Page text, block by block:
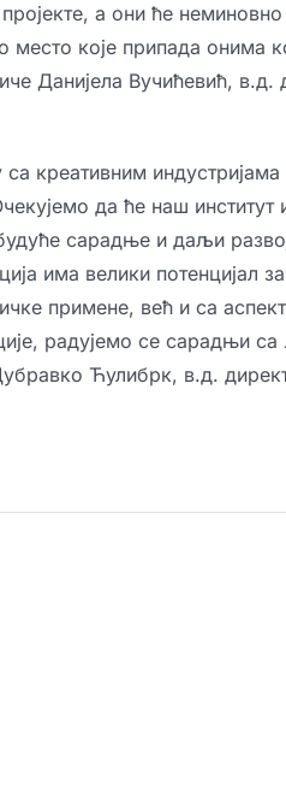
а они ће
које припада онима
Данијела Вучићевић,
креативним индустријама
да ће наш
сарадње и даљи
има велики потенцијал
примене, већ и са
радујемо се сарадњи
Ћулибрк, в.д.